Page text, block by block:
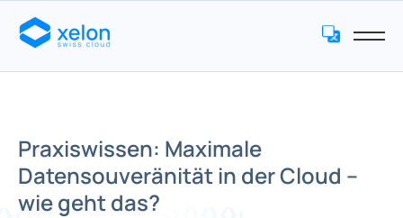
Praxiswissen: Maximale
Datensouveränität in der Cloud –
wie geht das?